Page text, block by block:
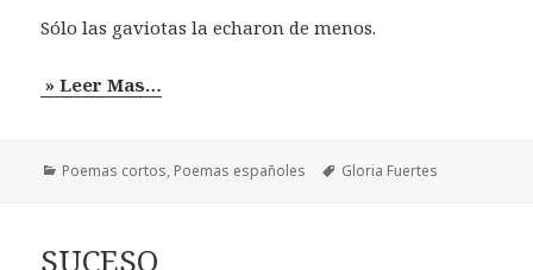
Sólo las gaviotas la echaron de menos.
» Leer Mas…
Categorías
Poemas cortos, Poemas españoles Etiquetas
Gloria Fuertes
SUCESO